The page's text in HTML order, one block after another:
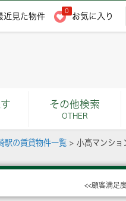
近見た物件
0
お気に入り
その他検索
OTHER
駅の賃貸物件一覧 > 小高マンショ
<<顧客満足